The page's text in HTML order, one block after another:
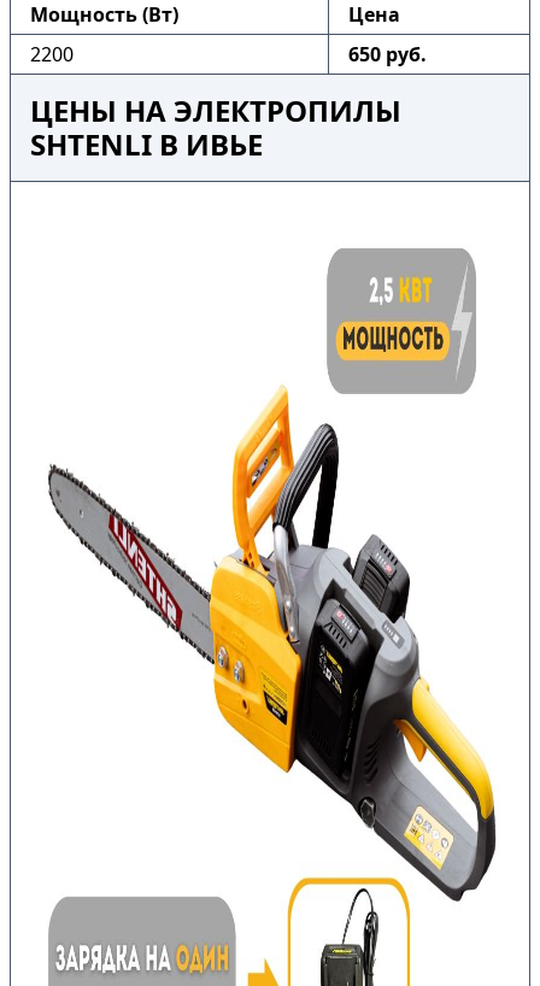
Мощность (Вт)
Цена
2200
650 руб.
ЦЕНЫ НА ЭЛЕКТРОПИЛЫ
SHTENLI В ИВЬЕ